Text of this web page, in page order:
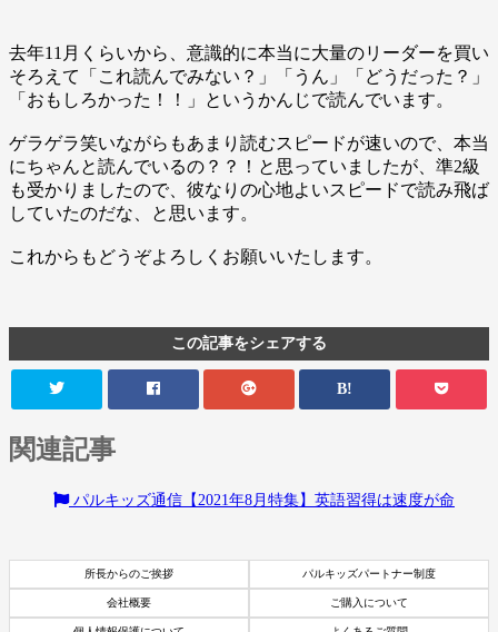
去年11月くらいから、意識的に本当に大量のリーダーを買い
そろえて「これ読んでみない？」「うん」「どうだった？」
「おもしろかった！！」というかんじで読んでいます。
ゲラゲラ笑いながらもあまり読むスピードが速いので、本当
にちゃんと読んでいるの？？！と思っていましたが、準2級
も受かりましたので、彼なりの心地よいスピードで読み飛ば
していたのだな、と思います。
これからもどうぞよろしくお願いいたします。
この記事をシェアする
B!
関連記事
パルキッズ通信【2021年8月特集】英語習得は速度が命
所長からのご挨拶 パルキッズパートナー制度
会社概要 ご購入について